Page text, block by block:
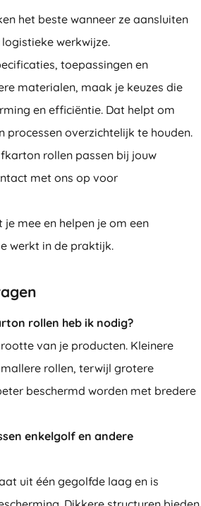
het beste wanneer ze aansluiten
werkwijze.
toepassingen en
materialen, maak je keuzes die
en efficiëntie. Dat helpt om
processen overzichtelijk te houden.
rollen passen bij jouw
met ons op voor
mee en helpen je om een
werkt in de praktijk.
rollen heb ik nodig?
van je producten. Kleinere
rollen, terwijl grotere
beschermd worden met bredere
enkelgolf en andere
uit één gegolfde laag en is